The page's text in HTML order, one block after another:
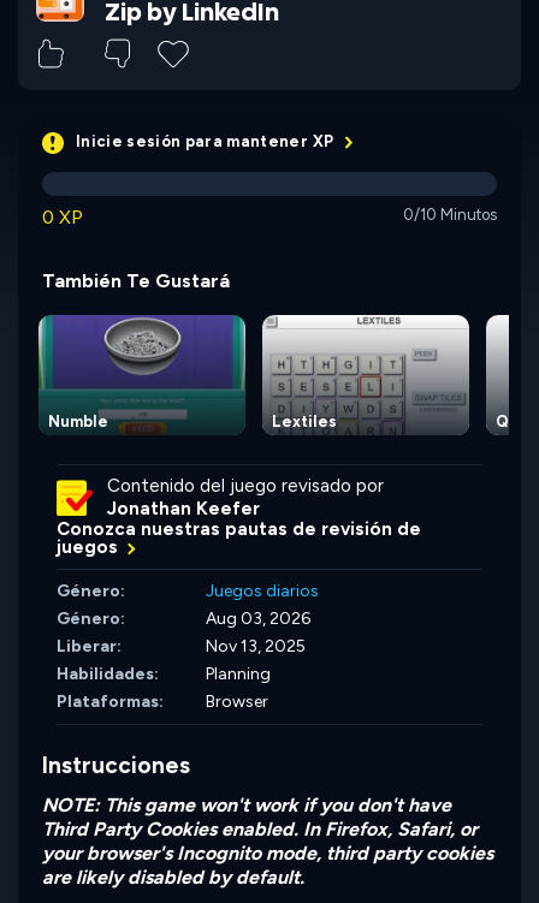
Zip by LinkedIn
Inicie sesión para mantener XP
0 XP 0/10 Minutos
También Te Gustará
Numble Lextiles
Contenido del juego revisado por
Jonathan Keefer
Conozca nuestras pautas de revisión de
juegos
Género:
Juegos diarios
Género:
Aug 03, 2026
Liberar:
Nov 13, 2025
Habilidades:
Planning
Plataformas:
Browser
Instrucciones
NOTE: This game won't work if you don't have
Third Party Cookies enabled. In Firefox, Safari, or
your browser's Incognito mode, third party cookies
are likely disabled by default.